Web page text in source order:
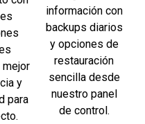
mejor
y
para
información con
backups diarios
y opciones de
restauración
sencilla desde
nuestro panel
de control.